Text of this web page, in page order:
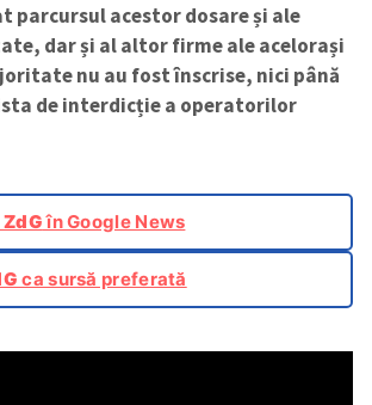
parcursul acestor dosare și ale
dar și al altor firme ale acelorași
nu au fost înscrise, nici până
de interdicție a operatorilor
ZdGîn Google News
ca sursă preferată